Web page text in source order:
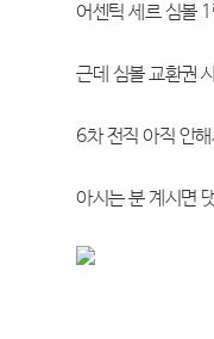
어센틱 세르 심볼
근데 심볼 교환권
6차 전직 아직 안
아시는 분 계시면